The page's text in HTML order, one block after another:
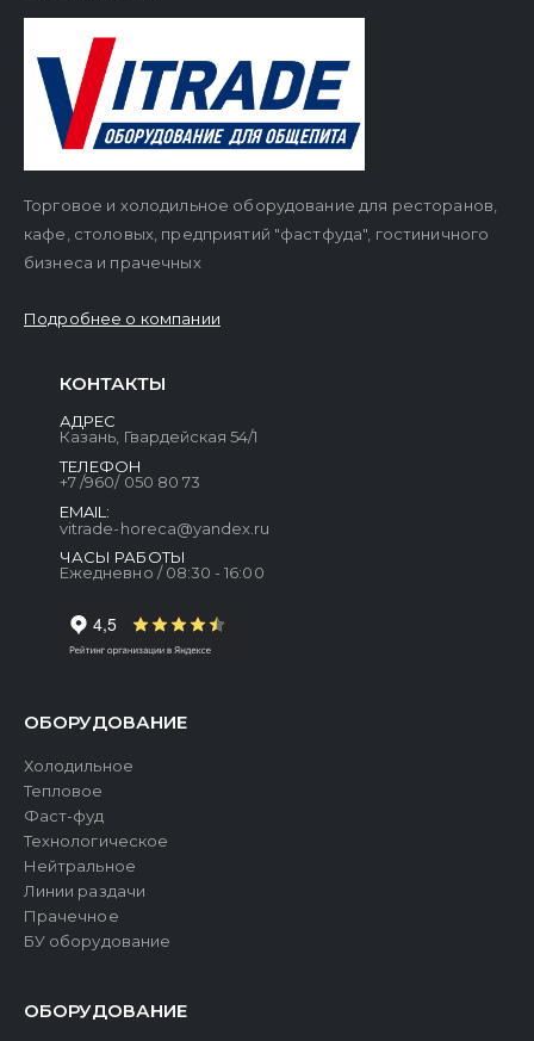
Торговое и холодильное оборудование для ресторанов,
кафе, столовых, предприятий "фастфуда", гостиничного
бизнеса и прачечных
Подробнее о компании
КОНТАКТЫ
АДРЕС
Казань, Гвардейская 54/1
ТЕЛЕФОН
+7 /960/ 050 80 73
EMAIL:
vitrade-horeca@yandex.ru
ЧАСЫ РАБОТЫ
Ежедневно / 08:30 - 16:00
ОБОРУДОВАНИЕ
Холодильное
Тепловое
Фаст-фуд
Технологическое
Нейтральное
Линии раздачи
Прачечное
БУ оборудование
ОБОРУДОВАНИЕ